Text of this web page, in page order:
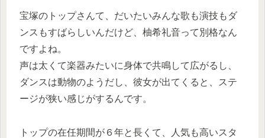
宝塚のトップさんて、だいたいみんな歌も演技もダ
ンスもすばらしいんだけど、柚希礼音って別格なん
ですよね。
声は太くて楽器みたいに身体で共鳴して広がるし、
ダンスは動物のようだし、彼女が出てくると、ステ
ージが狭い感じがするんです。
トップの在任期間が６年と長くて、人気も高いスタ